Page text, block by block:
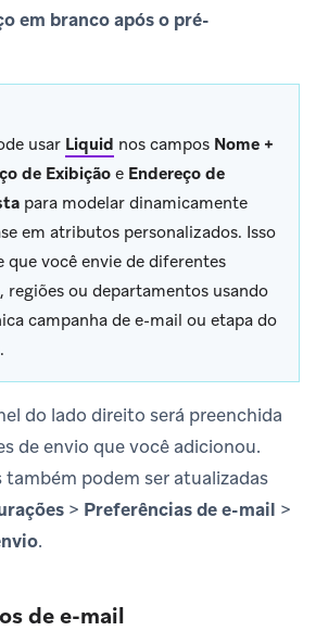
em branco após o pré-
usar Liquid nos campos Nome +
de Exibiçãoe Endereço de
para modelar dinamicamente
em atributos personalizados. Isso
que você envie de diferentes
regiões ou departamentos usando
campanha de e-mail ou etapa do
do lado direito será preenchida
de envio que você adicionou.
também podem ser atualizadas
> Preferências de e-mail >
.
de e-mail